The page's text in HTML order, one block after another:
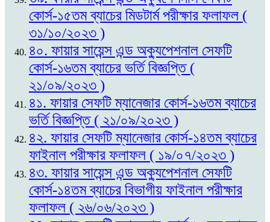
কোর্স-১৫তম ব্যাচের মিডটার্ম পরীক্ষার ফলাফল (
৩১/১০/২০২৩ )
৪০. ফায়ার সায়েন্স এন্ড অক্যুপেশনাল সেফটি
কোর্স-১৬তম ব্যাচের ভর্তি বিজ্ঞপ্তি (
২১/০৯/২০২৩ )
৪১. ফায়ার সেফটি ম্যানেজার কোর্স-১৬তম ব্যাচের
ভর্তি বিজ্ঞপ্তি ( ২১/০৯/২০২৩ )
৪২. ফায়ার সেফটি ম্যানেজার কোর্স-১৪তম ব্যাচের
ফাইনাল পরীক্ষার ফলাফল ( ১৯/০৭/২০২৩ )
৪৩. ফায়ার সায়েন্স এন্ড অক্যুপেশনাল সেফটি
কোর্স-১৪তম ব্যাচের বিভাগীয় ফাইনাল পরীক্ষার
ফলাফল ( ২৬/০৬/২০২৩ )